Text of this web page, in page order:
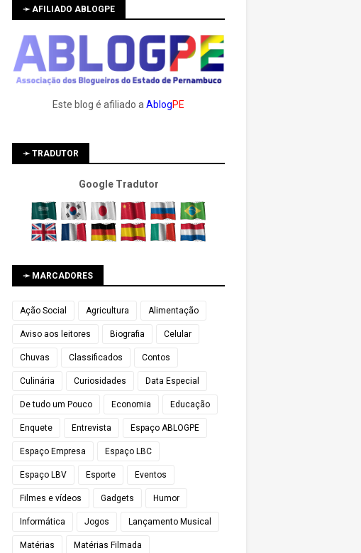
➛ AFILIADO ABLOGPE
Este blog é afiliado a AblogPE
➛ TRADUTOR
Google Tradutor
➛ MARCADORES
Ação Social Agricultura Alimentação
Aviso aos leitores Biografia Celular
Chuvas Classificados Contos
Culinária Curiosidades Data Especial
De tudo um Pouco Economia Educação
Enquete Entrevista Espaço ABLOGPE
Espaço Empresa Espaço LBC
Espaço LBV Esporte Eventos
Filmes e vídeos Gadgets Humor
Informática Jogos Lançamento Musical
Matérias Matérias Filmada